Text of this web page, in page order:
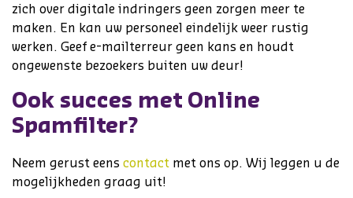
zich over digitale indringers geen zorgen meer te
maken. En kan uw personeel eindelijk weer rustig
werken. Geef e-mailterreur geen kans en houdt
ongewenste bezoekers buiten uw deur!
Ook succes met Online
Spamfilter?
Neem gerust eens contact met ons op. Wij leggen u de
mogelijkheden graag uit!